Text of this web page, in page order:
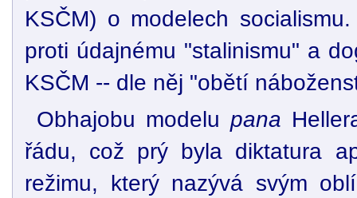
KSČM) o modelech
proti údajnému "stalinismu" a
KSČM -- dle něj "obětí
Obhajobu modelupana
řádu, což prý byla diktatura
režimu, který nazývá svým